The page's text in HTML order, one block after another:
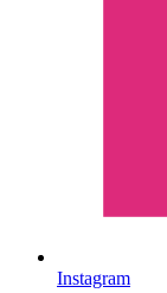
Instagram